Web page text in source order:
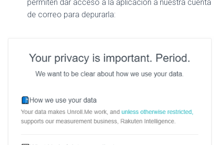
permiten dar acceso a la aplicación a nuestra cuenta
de correo para depurarla: